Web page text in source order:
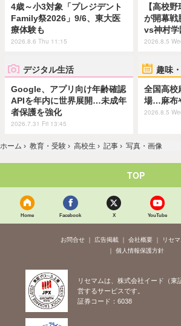
4歳～小3対象「プレジデント
Family祭2026」9/6、東大医
療体験も
2026.8.6 Thu 11:15
【高校
が開幕戦
vs神村学
2026.8.5
デジタル生活
Google、アプリ向け年齢確認
APIを年内に世界展開…未成年
者保護を強化
2026.7.31 Fri 13:45
趣味
全国高校
場…麻布
2026.8.5
ホーム › 教育・受験 › 高校生 › 記事 › 写真・画像
TOP
Home Facebook X YouTube
お問合せ 広告掲載 会社概要
リセ
個人情報保護方針
リセマムは、株式会社イード（東
営するサービスです。
証券コード：6038